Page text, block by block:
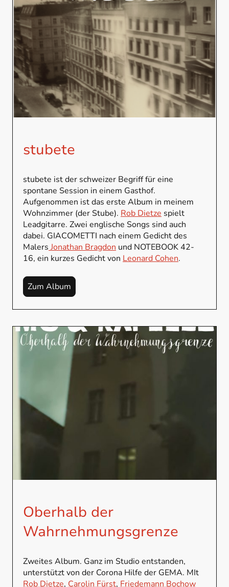
stubete
stubete ist der schweizer Begriff für eine
spontane Session in einem Gasthof.
Aufgenommen ist das erste Album in meinem
Wohnzimmer (der Stube). Rob Dietze spielt
Leadgitarre. Zwei englische Songs sind auch
dabei. GIACOMETTI nach einem Gedicht des
Malers Jonathan Bragdon und NOTEBOOK 42-
16, ein kurzes Gedicht von Leonard Cohen.
Zum Album
Oberhalb der
Wahrnehmungsgrenze
Zweites Album. Ganz im Studio entstanden,
unterstützt von der Corona Hilfe der GEMA. MIt
Rob Dietze, Carolin Fürst, Friedemann Bochow